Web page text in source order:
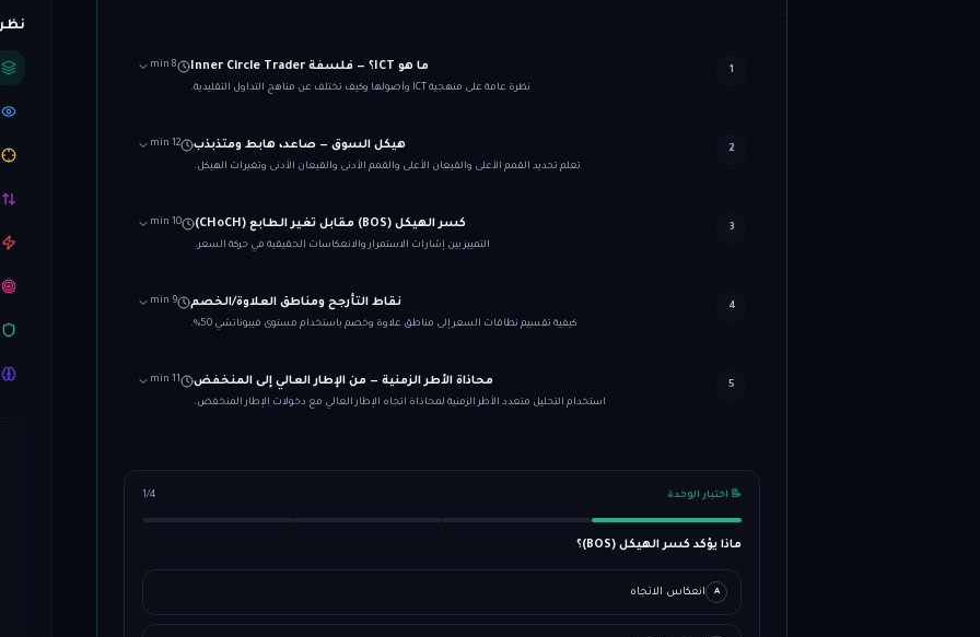
1 ما هو ICT؟ — فلسفة Inner Circle Trader
نظرة عامة على منهجية ICT وأصولها وكيف تختلف عن مناهج التداول التقليدية.
8 min
2 هيكل السوق — صاعد، هابط ومتذبذب
تعلم تحديد القمم الأعلى والقيعان الأعلى والقمم الأدنى والقيعان الأدنى وتغيرات الهيكل.
12 min
3 كسر الهيكل (BOS) مقابل تغير الطابع (CHoCH)
التمييز بين إشارات الاستمرار والانعكاسات الحقيقية في حركة السعر.
10 min
4 نقاط التأرجح ومناطق العلاوة/الخصم
كيفية تقسيم نطاقات السعر إلى مناطق علاوة وخصم باستخدام مستوى فيبوناتشي 50%.
9 min
5 محاذاة الأطر الزمنية — من الإطار العالي إلى المنخفض
استخدام التحليل متعدد الأطر الزمنية لمحاذاة اتجاه الإطار العالي مع دخولات الإطار المنخفض.
11 min
📝 اختبار الوحدة 1/4
ماذا يؤكد كسر الهيكل (BOS)؟
A انعكاس الاتجاه